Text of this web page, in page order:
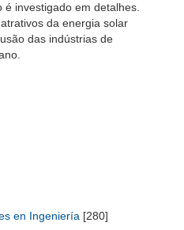
investigado em detalhes.
da energia solar
das indústrias de
en Ingeniería [280]